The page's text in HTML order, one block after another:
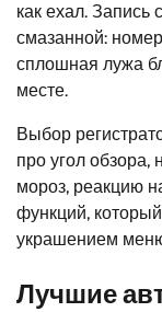
как ехал. Запись
смазанной:
сплошная лужа
месте.
Выбор
про угол обзора,
мороз, реакцию
функций,
украшением
Лучшие